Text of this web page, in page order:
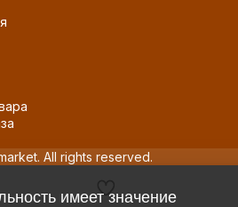
All rights reserved.
имеет значение